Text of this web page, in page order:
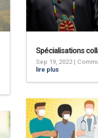
Spécialisations
Sep 19, 2022|
lire plus